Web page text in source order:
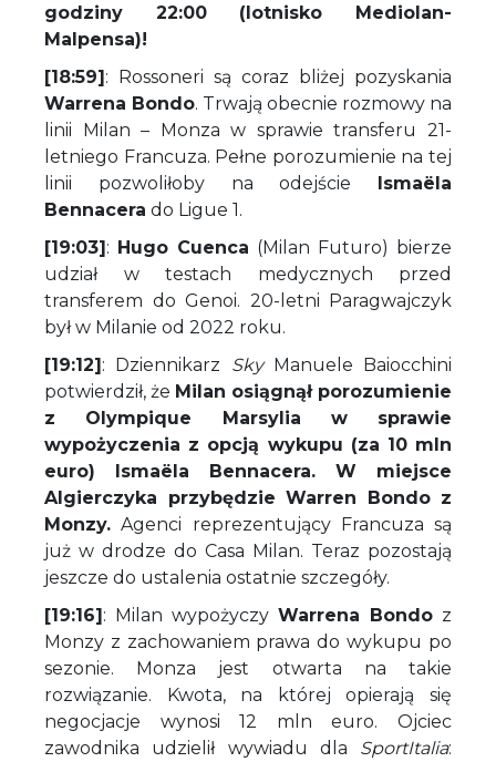
godziny 22:00 (lotnisko Mediolan-
Malpensa)!
[18:59]: Rossoneri są coraz bliżej pozyskania
Warrena Bondo. Trwają obecnie rozmowy na
linii Milan – Monza w sprawie transferu 21-
letniego Francuza. Pełne porozumienie na tej
linii pozwoliłoby na odejście Ismaëla
Bennacera do Ligue 1.
[19:03]: Hugo Cuenca (Milan Futuro) bierze
udział w testach medycznych przed
transferem do Genoi. 20-letni Paragwajczyk
był w Milanie od 2022 roku.
[19:12]: Dziennikarz SkyManuele Baiocchini
potwierdził, że Milan osiągnął porozumienie
z Olympique Marsylia w sprawie
wypożyczenia z opcją wykupu (za 10 mln
euro) Ismaëla Bennacera. W miejsce
Algierczyka przybędzie Warren Bondo z
Monzy. Agenci reprezentujący Francuza są
już w drodze do Casa Milan. Teraz pozostają
jeszcze do ustalenia ostatnie szczegóły.
[19:16]: Milan wypożyczy Warrena Bondo z
Monzy z zachowaniem prawa do wykupu po
sezonie. Monza jest otwarta na takie
rozwiązanie. Kwota, na której opierają się
negocjacje wynosi 12 mln euro. Ojciec
zawodnika udzielił wywiadu dla SportItalia: